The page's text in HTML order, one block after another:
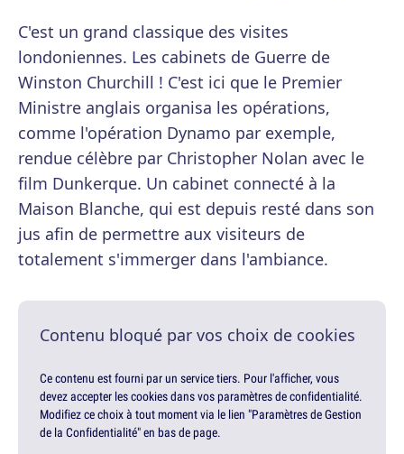
C'est un grand classique des visites
londoniennes. Les cabinets de Guerre de
Winston Churchill ! C'est ici que le Premier
Ministre anglais organisa les opérations,
comme l'opération Dynamo par exemple,
rendue célèbre par Christopher Nolan avec le
film Dunkerque. Un cabinet connecté à la
Maison Blanche, qui est depuis resté dans son
jus afin de permettre aux visiteurs de
totalement s'immerger dans l'ambiance.
Contenu bloqué par vos choix de cookies
Ce contenu est fourni par un service tiers. Pour l'afficher, vous
devez accepter les cookies dans vos paramètres de confidentialité.
Modifiez ce choix à tout moment via le lien "Paramètres de Gestion
de la Confidentialité" en bas de page.